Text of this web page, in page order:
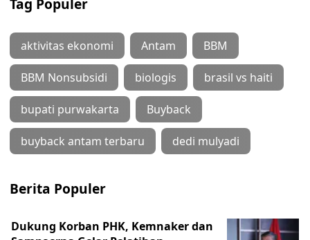
Tag Populer
aktivitas ekonomi Antam BBM
BBM Nonsubsidi biologis brasil vs haiti
bupati purwakarta Buyback
buyback antam terbaru dedi mulyadi
Berita Populer
Dukung Korban PHK, Kemnaker dan